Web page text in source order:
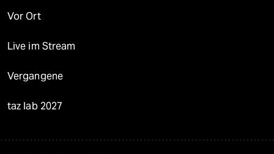
Vor Ort
Live im Stream
Vergangene
taz lab 2027